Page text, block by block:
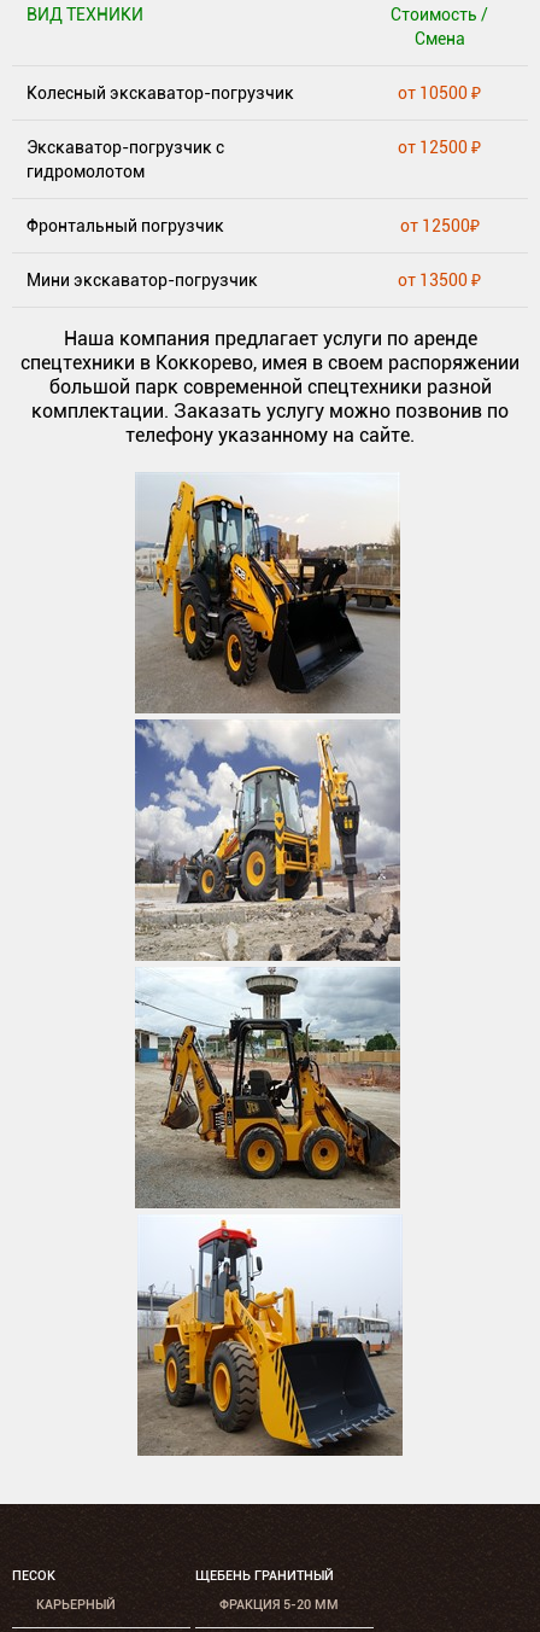
ВИД ТЕХНИКИ
Стоимость /
Смена
Колесный экскаватор-погрузчик от 10500 ₽
Экскаватор-погрузчик с
гидромолотом
от 12500 ₽
Фронтальный погрузчик от 12500₽
Мини экскаватор-погрузчик от 13500 ₽
Наша компания предлагает услуги по аренде
спецтехники в Коккорево, имея в своем распоряжении
большой парк современной спецтехники разной
комплектации. Заказать услугу можно позвонив по
телефону указанному на сайте.
ПЕСОК
КАРЬЕРНЫЙ
ЩЕБЕНЬ ГРАНИТНЫЙ
ФРАКЦИЯ 5-20 ММ